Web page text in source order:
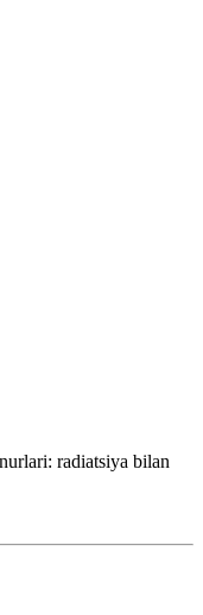
radiatsiya bilan